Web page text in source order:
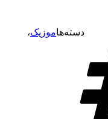
دسته‌هاموزیک،